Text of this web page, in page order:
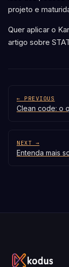
projeto e
Quer aplicar o
artigo sobre
← PREVIOUS
Clean code: o
NEXT →
Entenda mais